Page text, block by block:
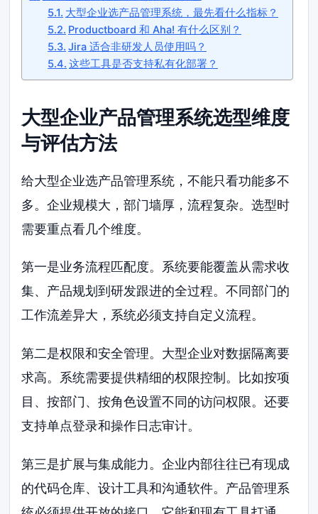
大型企业选产品管理系统，最先看什么指标？
Productboard 和 Aha! 有什么区别？
Jira 适合非研发人员使用吗？
这些工具是否支持私有化部署？
大型企业产品管理系统选型维度
与评估方法
给大型企业选产品管理系统，不能只看功能多不
多。企业规模大，部门墙厚，流程复杂。选型时
需要重点看几个维度。
第一是业务流程匹配度。系统要能覆盖从需求收
集、产品规划到研发跟进的全过程。不同部门的
工作流差异大，系统必须支持自定义流程。
第二是权限和安全管理。大型企业对数据隔离要
求高。系统需要提供精细的权限控制。比如按项
目、按部门、按角色设置不同的访问权限。还要
支持单点登录和操作日志审计。
第三是扩展与集成能力。企业内部往往已有现成
的代码仓库、设计工具和沟通软件。产品管理系